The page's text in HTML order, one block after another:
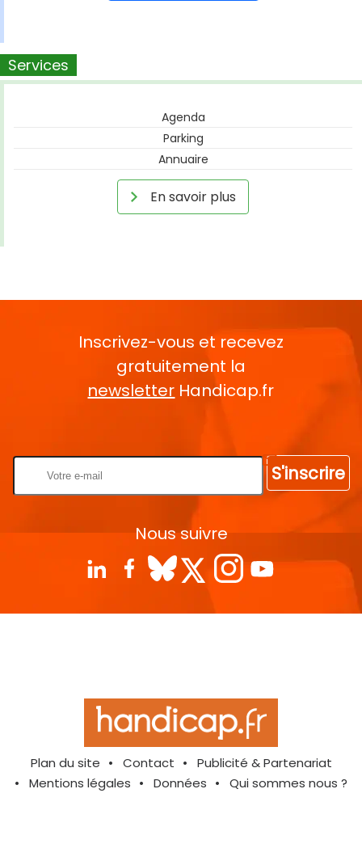
Services
Agenda
Parking
Annuaire
En savoir plus
Inscrivez-vous et recevez
gratuitement la
newsletter Handicap.fr
S'inscrire
Nous suivre
Plan du site Contact
Publicité & Partenariat
Mentions légales
Données Qui sommes nous ?